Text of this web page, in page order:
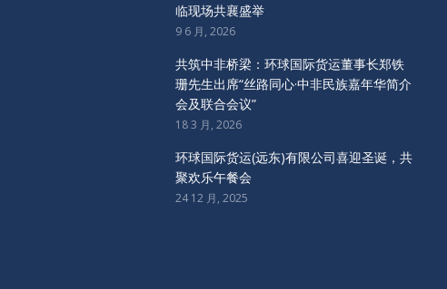
临现场共襄盛举
9 6 月, 2026
共筑中非桥梁：环球国际货运董事长郑铁
珊先生出席“丝路同心·中非民族嘉年华简介
会及联合会议”
18 3 月, 2026
环球国际货运(远东)有限公司喜迎圣诞，共
聚欢乐午餐会
24 12 月, 2025